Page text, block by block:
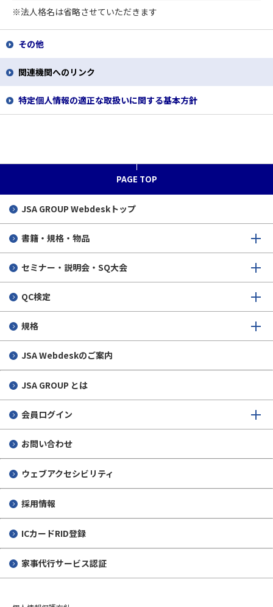
※法人格名は省略させていただきます
その他
関連機関へのリンク
特定個人情報の適正な取扱いに関する基本方針
PAGE TOP
JSA GROUP Webdeskトップ
書籍・規格・物品
セミナー・説明会・SQ大会
QC検定
規格
JSA Webdeskのご案内
JSA GROUP とは
会員ログイン
お問い合わせ
ウェブアクセシビリティ
採用情報
ICカードRID登録
家事代行サービス認証